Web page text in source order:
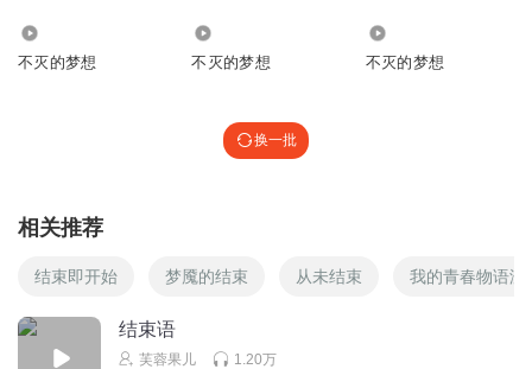
不灭的梦想 不灭的梦想 不灭的梦想
换一批
相关推荐
结束即开始 梦魇的结束 从未结束 我的青春物语没
结束语
芙蓉果儿 1.20万